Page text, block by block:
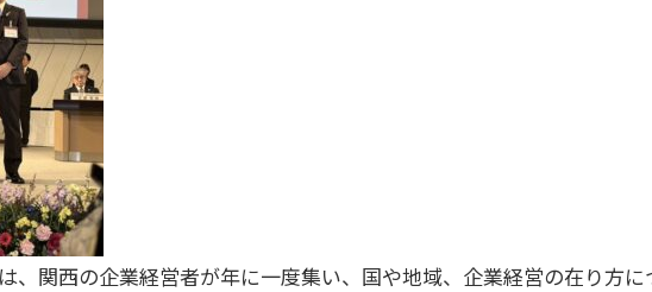
、関西の企業経営者が年に一度集い、国や地域、企業経営の在り方